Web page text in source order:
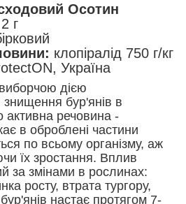
Осотин
2 г
клопіралід 750 г/кг
Україна
дією
знищення бур'янів в
активна речовина -
в оброблені частини
по всьому організму, аж
їх зростання. Вплив
за змінами в рослинах:
росту, втрата тургору,
настає протягом 7-